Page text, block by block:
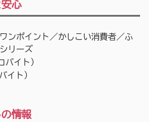
心
ンポイント／かしこい消費者／ふ
リーズ
バイト）
イト）
情報